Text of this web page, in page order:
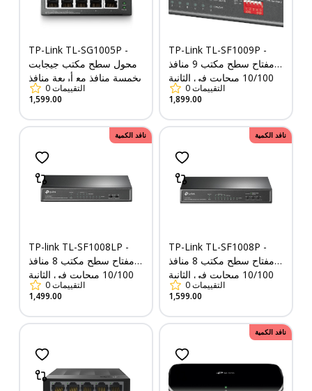
TP-Link TL-SG1005P -
محول سطح مكتب جيجابت
بخمسة منافذ مع أربعة منافذ
PoE+
0التقييمات
1,599.00
TP-Link TL-SF1009P -
مفتاح سطح مكتب 9 منافذ
10/100 ميجابت في الثانية
مع 8 منافذ PoE+
0التقييمات
1,899.00
نافد الكمية
TP-link TL-SF1008LP -
مفتاح سطح مكتب 8 منافذ
10/100 ميجابت في الثانية
مع 4 منافذ PoE
0التقييمات
1,499.00
نافد الكمية
TP-Link TL-SF1008P -
مفتاح سطح مكتب 8 منافذ
10/100 ميجابت في الثانية
مع 4 منافذ PoE+
0التقييمات
1,599.00
نافد الكمية